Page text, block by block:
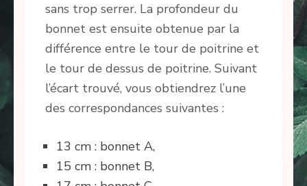
sans trop serrer. La profondeur du
bonnet est ensuite obtenue par la
différence entre le tour de poitrine et
le tour de dessus de poitrine. Suivant
l’écart trouvé, vous obtiendrez l’une
des correspondances suivantes :
13 cm : bonnet A,
15 cm : bonnet B,